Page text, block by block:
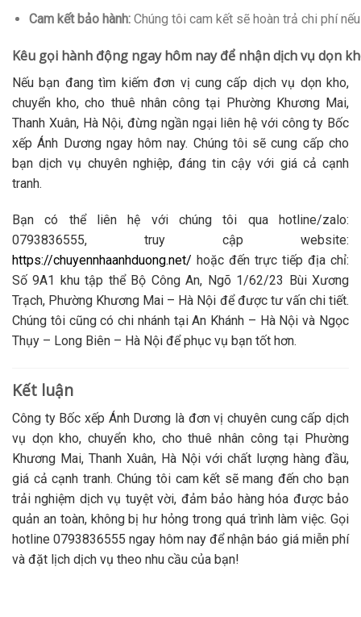
Cam kết bảo hành:Chúng tôi cam kết sẽ hoàn trả chi phí
Kêu gọi hành động ngay hôm nay để nhận dịch vụ dọn
Nếu bạn đang tìm kiếm đơn vị cung cấp dịch vụ dọn kho,
chuyển kho, cho thuê nhân công tại Phường Khương Mai,
Thanh Xuân, Hà Nội, đừng ngần ngại liên hệ với công ty Bốc
xếp Ánh Dương ngay hôm nay. Chúng tôi sẽ cung cấp cho
bạn dịch vụ chuyên nghiệp, đáng tin cậy với giá cả cạnh
tranh.
Bạn có thể liên hệ với chúng tôi qua hotline/zalo:
0793836555, truy cập website:
https://chuyennhaanhduong.net/ hoặc đến trực tiếp địa chỉ:
Số 9A1 khu tập thể Bộ Công An, Ngõ 1/62/23 Bùi Xương
Trạch, Phường Khương Mai – Hà Nội để được tư vấn chi tiết.
Chúng tôi cũng có chi nhánh tại An Khánh – Hà Nội và Ngọc
Thụy – Long Biên – Hà Nội để phục vụ bạn tốt hơn.
Kết luận
Công ty Bốc xếp Ánh Dương là đơn vị chuyên cung cấp dịch
vụ dọn kho, chuyển kho, cho thuê nhân công tại Phường
Khương Mai, Thanh Xuân, Hà Nội với chất lượng hàng đầu,
giá cả cạnh tranh. Chúng tôi cam kết sẽ mang đến cho bạn
trải nghiệm dịch vụ tuyệt vời, đảm bảo hàng hóa được bảo
quản an toàn, không bị hư hỏng trong quá trình làm việc. Gọi
hotline 0793836555 ngay hôm nay để nhận báo giá miễn phí
và đặt lịch dịch vụ theo nhu cầu của bạn!